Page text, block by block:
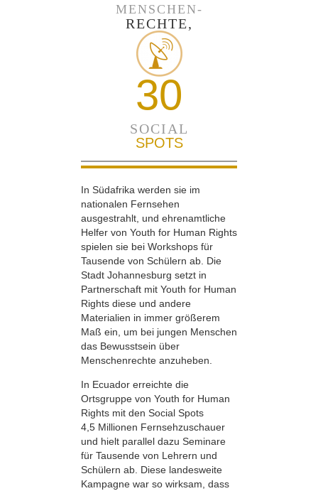
MENSCHEN-
RECHTE,
30
SOCIAL
SPOTS
In Südafrika werden sie im
nationalen Fernsehen
ausgestrahlt, und ehrenamtliche
Helfer von Youth for Human Rights
spielen sie bei Workshops für
Tausende von Schülern ab. Die
Stadt Johannesburg setzt in
Partnerschaft mit Youth for Human
Rights diese und andere
Materialien in immer größerem
Maß ein, um bei jungen Menschen
das Bewusstsein über
Menschenrechte anzuheben.
In Ecuador erreichte die
Ortsgruppe von Youth for Human
Rights mit den Social Spots
4,5 Millionen Fernsehzuschauer
und hielt parallel dazu Seminare
für Tausende von Lehrern und
Schülern ab. Diese landesweite
Kampagne war so wirksam, dass